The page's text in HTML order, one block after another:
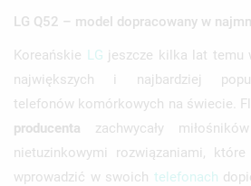
LG Q52 – model dopracowany w
Koreańskie LG jeszcze kilka lat temu
największych i najbardziej
telefonów komórkowych na świecie.
producenta zachwycały
nietuzinkowymi rozwiązaniami,
wprowadzić w swoich telefonach